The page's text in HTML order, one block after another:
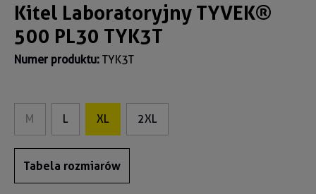
Kitel Laboratoryjny TYVEK®
500 PL30 TYK3T
Numer produktu: TYK3T
M L XL 2XL
Tabela rozmiarów